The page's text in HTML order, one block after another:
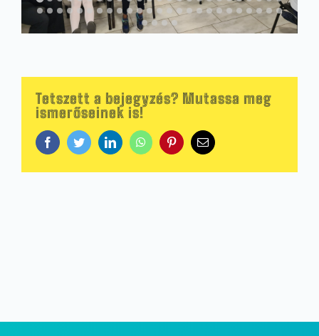
Tetszett a bejegyzés? Mutassa meg
ismerőseinek is!
FacebookTwitterLinkedInWhatsAppPinterestEmail: